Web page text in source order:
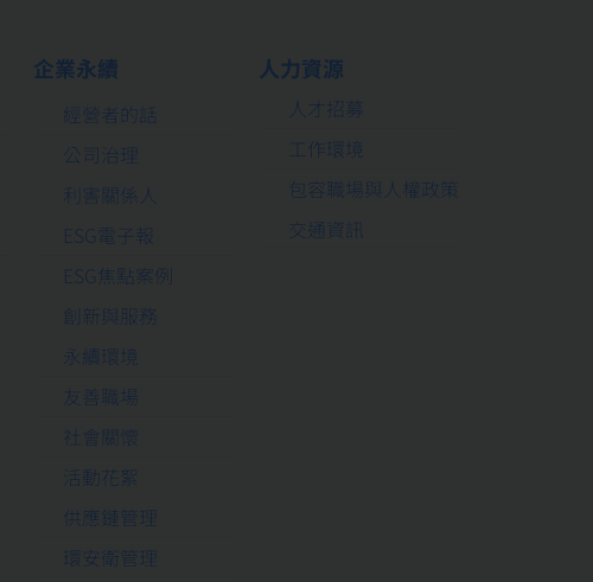
企業永續
經營者的話
公司治理
利害關係人
ESG電子報
ESG焦點案例
創新與服務
永續環境
友善職場
社會關懷
活動花絮
供應鏈管理
環安衛管理
人力資源
人才招募
工作環境
包容職場與人權政策
交通資訊